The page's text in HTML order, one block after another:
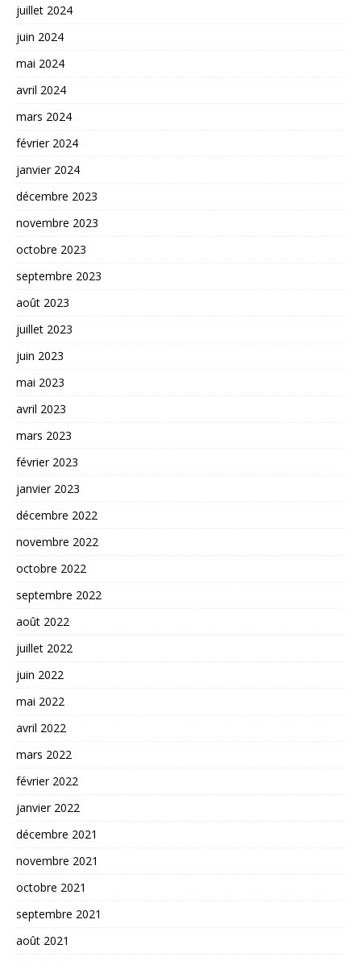
juillet 2024
juin 2024
mai 2024
avril 2024
mars 2024
février 2024
janvier 2024
décembre 2023
novembre 2023
octobre 2023
septembre 2023
août 2023
juillet 2023
juin 2023
mai 2023
avril 2023
mars 2023
février 2023
janvier 2023
décembre 2022
novembre 2022
octobre 2022
septembre 2022
août 2022
juillet 2022
juin 2022
mai 2022
avril 2022
mars 2022
février 2022
janvier 2022
décembre 2021
novembre 2021
octobre 2021
septembre 2021
août 2021